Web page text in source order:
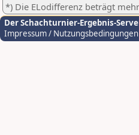
*) Die ELodifferenz beträgt
Der Schachturnier-Ergebnis-
Impressum / Nutzungsbedingungen